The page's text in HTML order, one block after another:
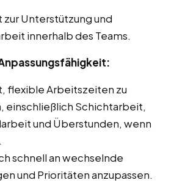
Unterstützung und
innerhalb des Teams.
flexible Arbeitszeiten zu
einschließlich Schichtarbeit,
und Überstunden, wenn
schnell an wechselnde
und Prioritäten anzupassen.